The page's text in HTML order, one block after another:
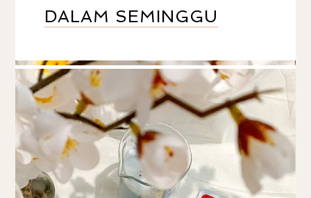
DALAM SEMINGGU